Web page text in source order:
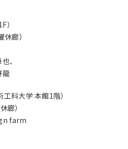
）
廊）
、
龍
科大学 本館1階）
廊）
farm